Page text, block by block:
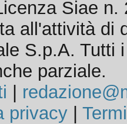
Siae n.
all'attività di
S.p.A. Tutti
parziale.
privacy|